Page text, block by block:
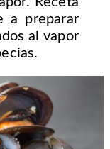
a preparar
al vapor